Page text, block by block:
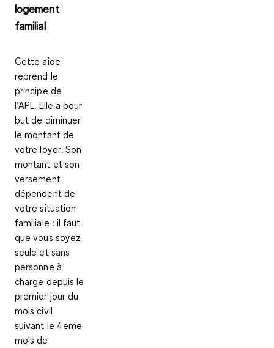
logement
familial
Cette aide
reprend le
principe de
l’APL. Elle a pour
but de diminuer
le montant de
votre loyer. Son
montant et son
versement
dépendent de
votre situation
familiale : il faut
que vous soyez
seule et sans
personne à
charge depuis le
premier jour du
mois civil
suivant le 4eme
mois de